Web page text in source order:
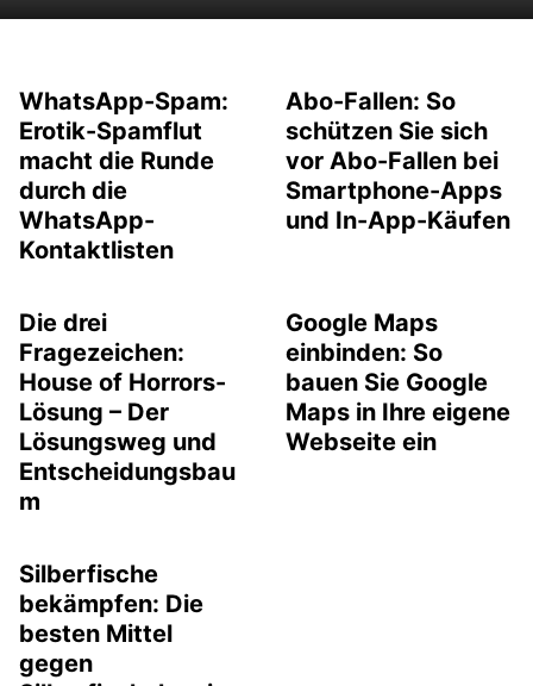
WhatsApp-Spam:
Erotik-Spamflut
macht die Runde
durch die
WhatsApp-
Kontaktlisten
Abo-Fallen: So
schützen Sie sich
vor Abo-Fallen bei
Smartphone-Apps
und In-App-Käufen
Die drei
Fragezeichen:
House of Horrors-
Lösung – Der
Lösungsweg und
Entscheidungsbau
m
Google Maps
einbinden: So
bauen Sie Google
Maps in Ihre eigene
Webseite ein
Silberfische
bekämpfen: Die
besten Mittel
gegen